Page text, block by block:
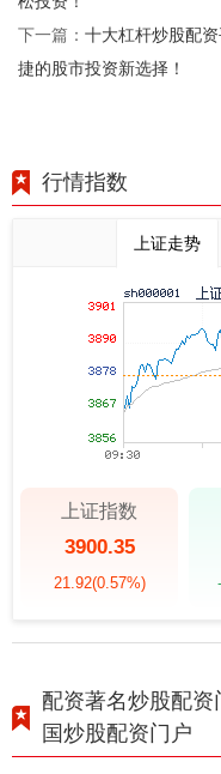
下一篇： 十大杠杆炒股配
捷的股市投资新选择！
行情指数
上证走势
上证指数
3900.35
21.92(0.57%)
配资著名炒股配
国炒股配资门户